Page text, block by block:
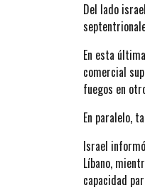
Del lado
En esta
comercial
fuegos en
En paralelo,
Israel
Líbano,
capacidad